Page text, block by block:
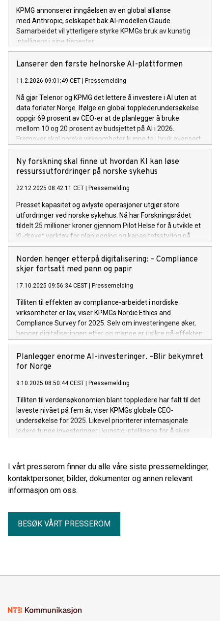
KPMG annonserer inngåelsen av en global allianse
med Anthropic, selskapet bak AI-modellen Claude.
Samarbeidet vil ytterligere styrke KPMGs bruk av kunstig
intelligens i sine tjenester.
Lanserer den første helnorske AI-plattformen
11.2.2026 09:01:49 CET | Pressemelding
Nå gjør Telenor og KPMG det lettere å investere i AI uten at
data forlater Norge. Ifølge en global topplederundersøkelse
oppgir 69 prosent av CEO-er at de planlegger å bruke
mellom 10 og 20 prosent av budsjettet på AI i 2026.
Fremover skal norske virksomheter kunne ta i bruk avansert
kunstig intelligens uten at data flyttes ut av landet.
Ny forskning skal finne ut hvordan KI kan løse
ressurssutfordringer på norske sykehus
22.12.2025 08:42:11 CET | Pressemelding
Presset kapasitet og avlyste operasjoner utgjør store
utfordringer ved norske sykehus. Nå har Forskningsrådet
tildelt 25 millioner kroner gjennom Pilot Helse for å utvikle et
KI-drevet verktøy for planlegging og kapasitetsstyring på
sykehusene.
Norden henger etterpå digitalisering: – Compliance
skjer fortsatt med penn og papir
17.10.2025 09:56:34 CEST | Pressemelding
Tilliten til effekten av compliance-arbeidet i nordiske
virksomheter er lav, viser KPMGs Nordic Ethics and
Compliance Survey for 2025. Selv om investeringene øker,
henger digitaliseringen etter og mange er usikre på effekten
av både nye lover og eget compliance-arbeid.
Planlegger enorme AI-investeringer. –Blir bekymret
for Norge
9.10.2025 08:50:44 CEST | Pressemelding
Tilliten til verdensøkonomien blant toppledere har falt til det
laveste nivået på fem år, viser KPMGs globale CEO-
undersøkelse for 2025. Likevel prioriterer internasjonale
ledere tunge investeringer i kunstig intelligens for å sikre
I vårt presserom finner du alle våre siste pressemeldinger,
kontaktpersoner, bilder, dokumenter og annen relevant
informasjon om oss.
BESØK VÅRT PRESSEROM